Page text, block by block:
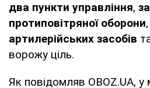
два пункти управління,
протиповітряної оборони,
артилерійських засобів
ворожу ціль.
Як повідомляв OBOZ.UA, у